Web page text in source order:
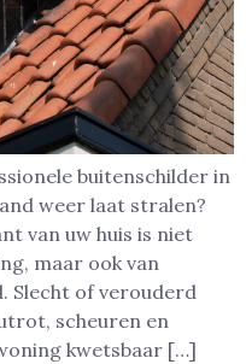
buitenschilder in
weer laat stralen?
van uw huis is niet
maar ook van
Slecht of verouderd
scheuren en
kwetsbaar […]